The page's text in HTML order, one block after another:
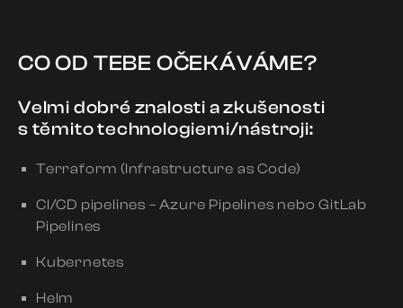
CO OD TEBE OČEKÁVÁME?
Velmi dobré znalosti a zkušenosti
s těmito technologiemi/nástroji:
Terraform (Infrastructure as Code)
CI/CD pipelines – Azure Pipelines nebo GitLab
Pipelines
Kubernetes
Helm